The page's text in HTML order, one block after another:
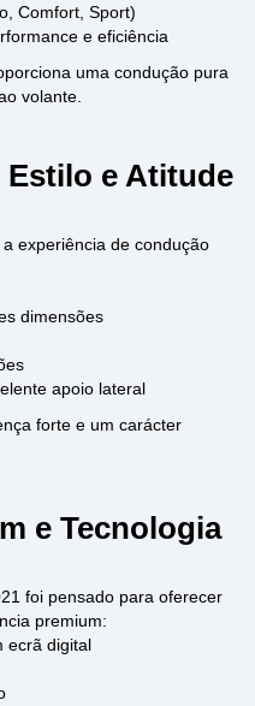
Comfort, Sport)
e eficiência
uma condução pura
volante.
Estilo e Atitude
experiência de condução
dimensões
apoio lateral
forte e um carácter
e Tecnologia
foi pensado para oferecer
premium:
ecrã digital